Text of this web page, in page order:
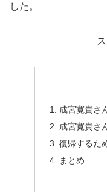
した。
成宮寛貴さ
成宮寛貴さ
復帰するた
まとめ